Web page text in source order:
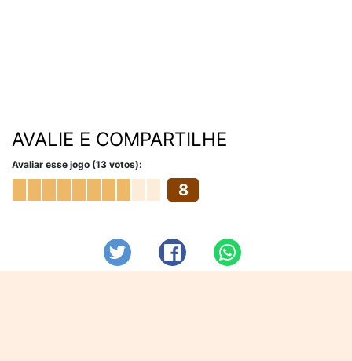
AVALIE E COMPARTILHE
Avaliar esse jogo (13 votos):
8